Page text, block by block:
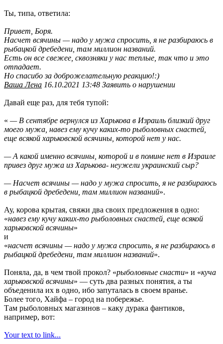
Ты, типа, ответила:
Привет, Боря.
Насчет всячины — надо у мужа спросить, я не разбираюсь в
рыбацкой дребедени, там миллион названий.
Есть он все свежее, сквозняки у нас теплые, так что и это
отпадает.
Но спасибо за доброжелательную реакцию!:)
Ваша Лена 16.10.2021 13:48 Заявить о нарушении
Давай еще раз, для тебя тупой:
« — В сентябре вернулся из Харькова в Израиль близкий друг
моего мужа, навез ему кучу каких-то рыболовных снастей,
еще всякой харьковской всячины, которой нет у нас.
— А какой именно всячины, которой и в помине нет в Израиле
привез друг мужа из Харькова- неужели украинский сыр?
— Насчет всячины — надо у мужа спросить, я не разбираюсь
в рыбацкой дребедени, там миллион названий».
Ау, корова крытая, свяжи два своих предложения в одно:
«навез ему кучу каких-то рыболовных снастей, еще всякой
харьковской всячины»
и
«насчет всячины — надо у мужа спросить, я не разбираюсь в
рыбацкой дребедени, там миллион названий».
Поняла, да, в чем твой прокол? «рыболовные снасти» и «куча
харьковской всячины» — суть два разных понятия, а ты
объеденила их в одно, ибо запуталась в своем вранье.
Более того, Хайфа – город на побережье.
Там рыболовных магазинов – каку дурака фантиков,
например, вот:
Your text to link...